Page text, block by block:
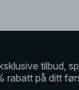
tilbud,
rabatt på ditt